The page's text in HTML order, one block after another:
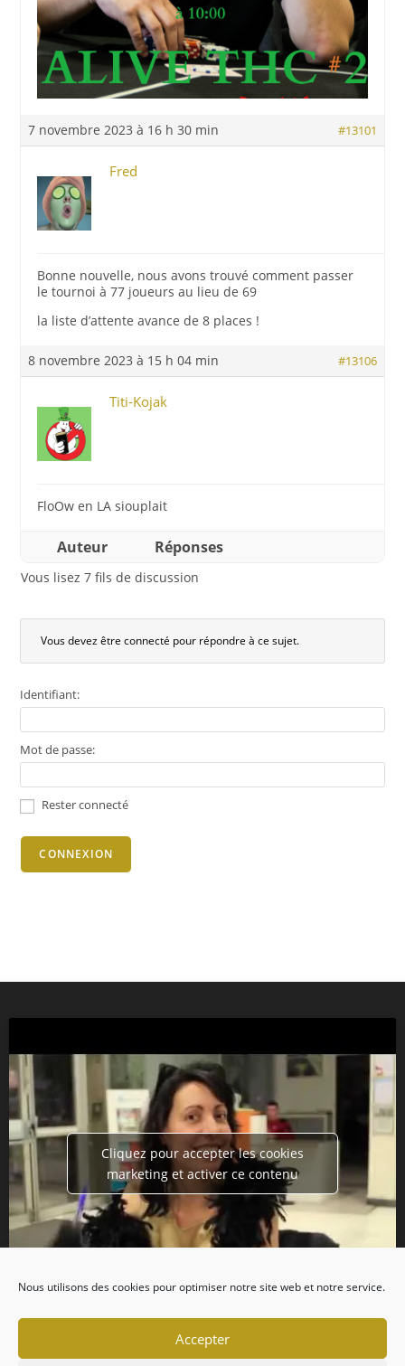
Nous utilisons des cookies pour optimiser notre site web et notre service.
Accepter
7 novembre 2023 à 16 h 30 min #13101
Fred
Bonne nouvelle, nous avons trouvé comment passer
le tournoi à 77 joueurs au lieu de 69
la liste d’attente avance de 8 places !
8 novembre 2023 à 15 h 04 min #13106
Titi-Kojak
FloOw en LA siouplait
Auteur Réponses
Vous lisez 7 fils de discussion
Vous devez être connecté pour répondre à ce sujet.
Identifiant:
Mot de passe:
Rester connecté
CONNEXION
Cliquez pour accepter les cookies
marketing et activer ce contenu